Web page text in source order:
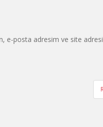
e-posta adresim ve site